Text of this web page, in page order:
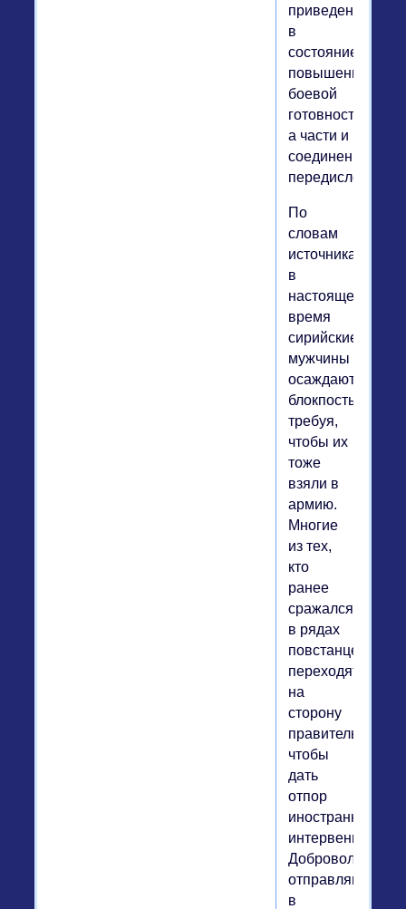
приведены
в
состояние
повышенной
боевой
готовности,
а части и
соединения
По
словам
источника,
в
настоящее
время
сирийские
мужчины
осаждают
блокпосты,
требуя,
чтобы их
тоже
взяли в
армию.
Многие
из тех,
кто
ранее
сражался
в рядах
повстанцев,
переходят
на
сторону
правительства,
чтобы
дать
отпор
иностранной
интервенции.
Добровольцев
отправляют
в